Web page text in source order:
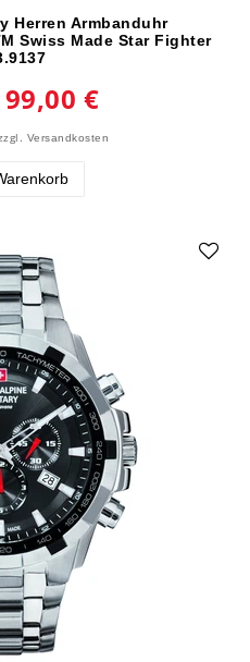
Herren Armbanduhr
Swiss Made Star Fighter
€
Versandkosten